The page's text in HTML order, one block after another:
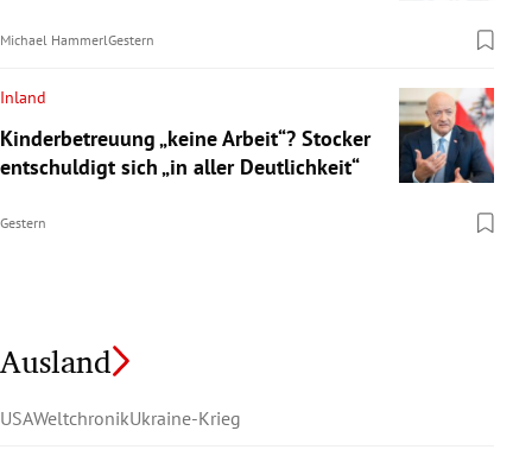
Michael HammerlGestern
Inland
Kinderbetreuung „keine Arbeit“? Stocker
entschuldigt sich „in aller Deutlichkeit“
Gestern
Ausland
USAWeltchronikUkraine-Krieg